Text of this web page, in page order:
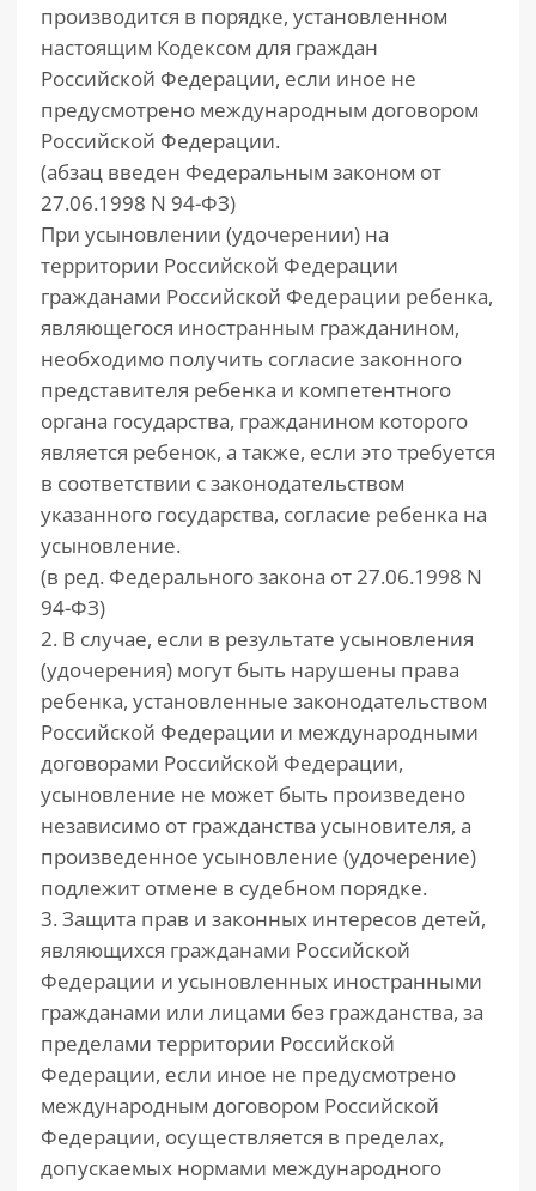
производится в порядке, установленном
настоящим Кодексом для граждан
Российской Федерации, если иное не
предусмотрено международным договором
Российской Федерации.
(абзац введен Федеральным законом от
27.06.1998 N 94-ФЗ)
При усыновлении (удочерении) на
территории Российской Федерации
гражданами Российской Федерации ребенка,
являющегося иностранным гражданином,
необходимо получить согласие законного
представителя ребенка и компетентного
органа государства, гражданином которого
является ребенок, а также, если это требуется
в соответствии с законодательством
указанного государства, согласие ребенка на
усыновление.
(в ред. Федерального закона от 27.06.1998 N
94-ФЗ)
2. В случае, если в результате усыновления
(удочерения) могут быть нарушены права
ребенка, установленные законодательством
Российской Федерации и международными
договорами Российской Федерации,
усыновление не может быть произведено
независимо от гражданства усыновителя, а
произведенное усыновление (удочерение)
подлежит отмене в судебном порядке.
3. Защита прав и законных интересов детей,
являющихся гражданами Российской
Федерации и усыновленных иностранными
гражданами или лицами без гражданства, за
пределами территории Российской
Федерации, если иное не предусмотрено
международным договором Российской
Федерации, осуществляется в пределах,
допускаемых нормами международного